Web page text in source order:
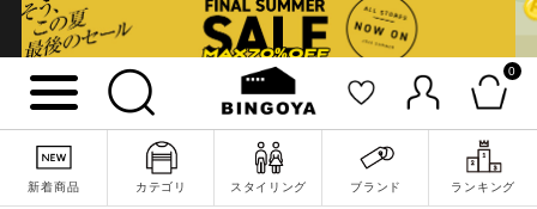
0
新着商品 カテゴリ スタイリング ブランド ランキング
詳細検索